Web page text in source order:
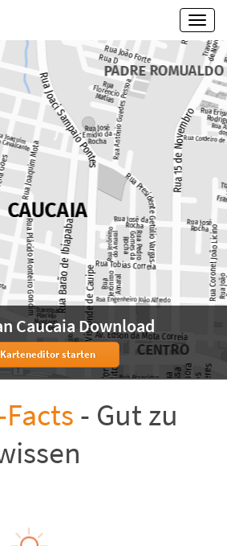
Caucaia Download
Karteneditor starten
- Gut zu